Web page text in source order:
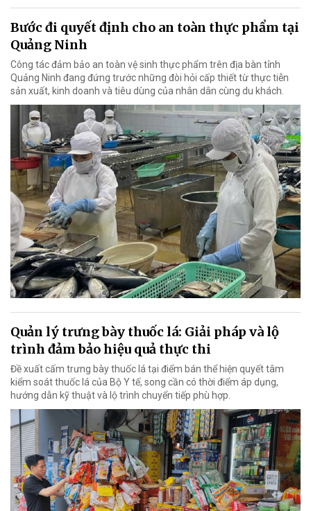
Bước đi quyết định cho an toàn thực phẩm tại
Quảng Ninh
Công tác đảm bảo an toàn vệ sinh thực phẩm trên địa bàn tỉnh
Quảng Ninh đang đứng trước những đòi hỏi cấp thiết từ thực tiễn
sản xuất, kinh doanh và tiêu dùng của nhân dân cùng du khách.
Quản lý trưng bày thuốc lá: Giải pháp và lộ
trình đảm bảo hiệu quả thực thi
Đề xuất cấm trưng bày thuốc lá tại điểm bán thể hiện quyết tâm
kiểm soát thuốc lá của Bộ Y tế, song cần có thời điểm áp dụng,
hướng dẫn kỹ thuật và lộ trình chuyển tiếp phù hợp.